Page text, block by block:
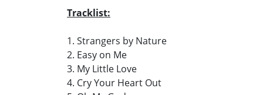
Tracklist:
1. Strangers by Nature
2. Easy on Me
3. My Little Love
4. Cry Your Heart Out